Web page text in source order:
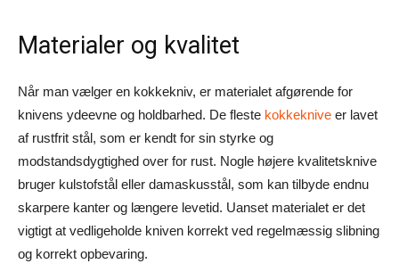
Materialer og kvalitet
Når man vælger en kokkekniv, er materialet afgørende for
knivens ydeevne og holdbarhed. De fleste kokkeknive er lavet
af rustfrit stål, som er kendt for sin styrke og
modstandsdygtighed over for rust. Nogle højere kvalitetsknive
bruger kulstofstål eller damaskusstål, som kan tilbyde endnu
skarpere kanter og længere levetid. Uanset materialet er det
vigtigt at vedligeholde kniven korrekt ved regelmæssig slibning
og korrekt opbevaring.